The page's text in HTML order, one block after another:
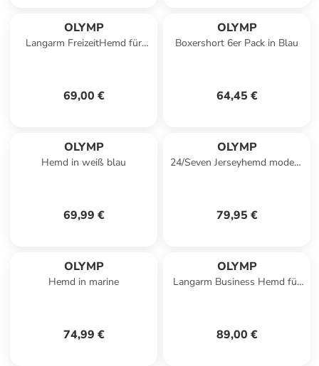
OLYMP
Langarm FreizeitHemd für
69,00 €
OLYMP
Boxershort 6er Pack in Blau
64,45 €
OLYMP
Hemd in weiß blau
69,99 €
OLYMP
24/Seven Jerseyhemd modern
79,95 €
OLYMP
Hemd in marine
74,99 €
OLYMP
Langarm Business Hemd für
89,00 €